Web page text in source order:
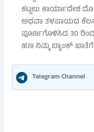
ಕಟ್ಟಲು ಕಾರ್ಯಾದೇಶ
ಅಥವಾ ತಳಪಾಯದ
ಪೂರ್ಣಗೊಳಿಸಿದ 30
ಹಣ ನಿಮ್ಮ ಬ್ಯಾಂಕ್
Telegram Channel